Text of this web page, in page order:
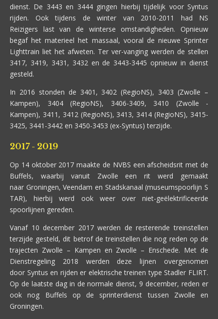
dienst. De 3443 en 3444 gingen hierbij tijdelijk voor Syntus
rijden. Ook tijdens de winter van 2010-2011 had NS
Reizigers last van de winterse omstandigheden. Opnieuw
begaf het materieel het massaal, vooral de nieuwe Sprinter
Lighttrain liet het afweten. Ter ver-vanging werden de stellen
3417, 3419, 3431, 3432 en de 3443-3445 opnieuw in dienst
gesteld.
In 2016 stonden de 3401, 3402 (RegioNS), 3403 (Zwolle –
Kampen), 3404 (RegioNS), 3406-3409, 3410 (Zwolle -
Kampen), 3411, 3412 (RegioNS), 3413, 3414 (RegioNS), 3415-
3425, 3441-3442 en 3450-3453 (ex-Syntus) terzijde.
2017 - 2019
Op 14 oktober 2017 maakte de NVBS een afscheidsrit met de
Buffels, waarbij vanuit Zwolle een rit werd gemaakt
naar Groningen, Veendam en Stadskanaal (museumspoorlijn S
TAR), hierbij werd ook weer over niet-geëlektrificeerde
spoorlijnen gereden.
Vanaf 10 december 2017 werden de resterende treinstellen
terzijde gesteld, dit betrof de treinstellen die nog reden op de
trajecten Zwolle – Kampen en Zwolle – Enschede. Met de
Dienstregeling 2018 werden deze lijnen overgenomen
door Syntus en rijden er elektrische treinen type Stadler FLIRT.
Op de laatste dag in de normale dienst, 9 december, reden er
ook nog Buffels op de sprinterdienst tussen Zwolle en
Groningen.